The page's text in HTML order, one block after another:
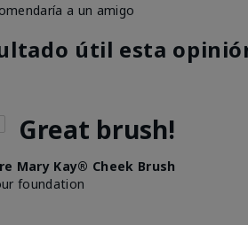
a un amigo
útil esta
Great brush!
Mary Kay® Cheek Brush
foundation